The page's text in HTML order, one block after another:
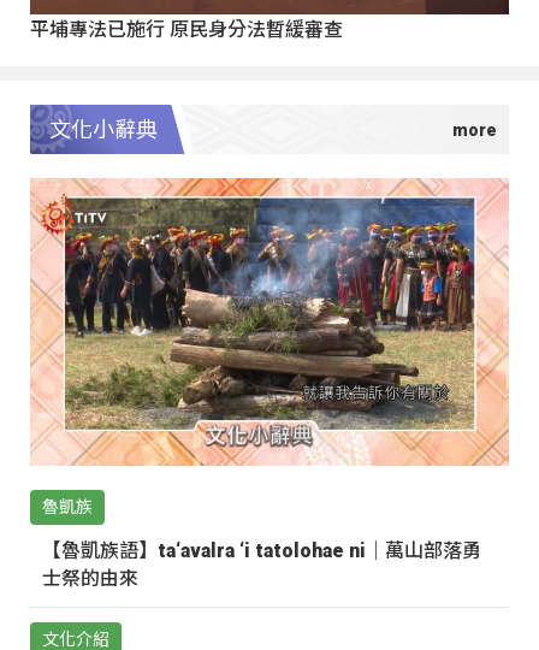
平埔專法已施行 原民身分法暫緩審查
文化小辭典
魯凱族
【魯凱族語】ta‘avalra ‘i tatolohae ni｜萬山部落勇
士祭的由來
文化介紹